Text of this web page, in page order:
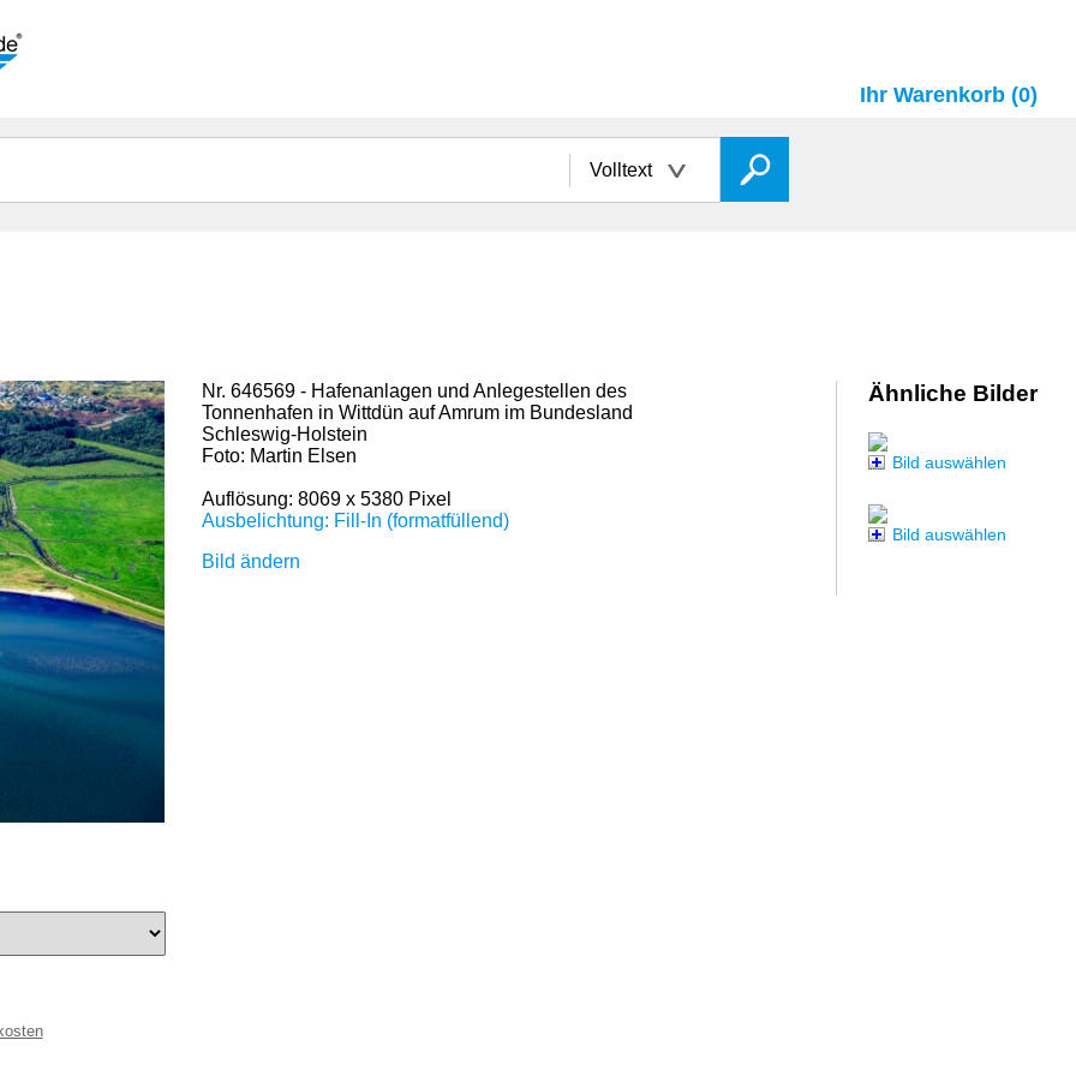
Ihr Warenkorb (0)
Volltext
Nr. 646569 - Hafenanlagen und Anlegestellen des
Tonnenhafen in Wittdün auf Amrum im Bundesland
Schleswig-Holstein
Foto: Martin Elsen
Auflösung: 8069 x 5380 Pixel
Ausbelichtung: Fill-In (formatfüllend)
Bild ändern
Ähnliche Bilder
Bild auswählen
Bild auswählen